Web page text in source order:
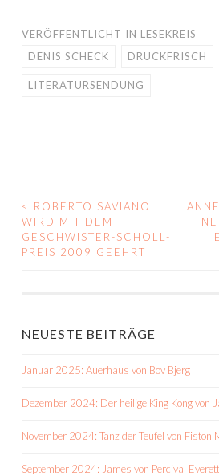
VERÖFFENTLICHT IN LESEKREIS
DENIS SCHECK
DRUCKFRISCH
LITERATURSENDUNG
BEITRAGS-
NAVIGATION
<
ROBERTO SAVIANO
WIRD MIT DEM
GESCHWISTER-SCHOLL-
PREIS 2009 GEEHRT
NEUESTE BEITRÄGE
Januar 2025: Auerhaus von Bov Bjerg
Dezember 2024: Der heilige King Kong von
November 2024: Tanz der Teufel von Fiston
September 2024: James von Percival Everett